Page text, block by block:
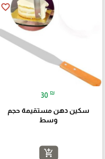
favorite_border
30 ₪
سكين دهن مستقيمة حجم
وسط
add_shopping_cart